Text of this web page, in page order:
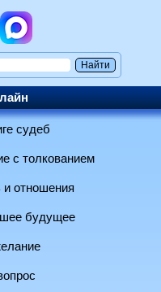
судеб
с толкованием
и отношения
будущее